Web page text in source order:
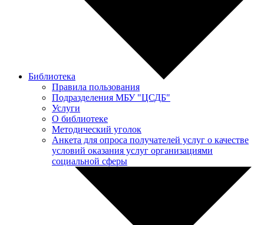
Библиотека
Правила пользования
Подразделения МБУ "ЦСДБ"
Услуги
О библиотеке
Методический уголок
Анкета для опроса получателей услуг о качестве
условий оказания услуг организациями
социальной сферы